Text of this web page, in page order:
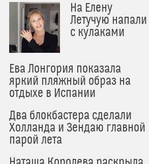
На Елену
Летучую напали
с кулаками
Ева Лонгория показала
яркий пляжный образ на
отдыхе в Испании
Два блокбастера сделали
Холланда и Зендаю главной
парой лета